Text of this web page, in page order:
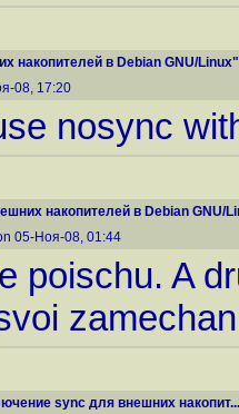
накопителей в Debian GNU/Linux"
08, 17:20
nosync
накопителей в Debian GNU/
05-Ноя-08, 01:44
poischu. A
sync для внешних